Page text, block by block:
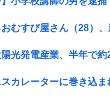
むすび屋さん（28）
陽光発電産業、半年で
スカレーターに巻き込